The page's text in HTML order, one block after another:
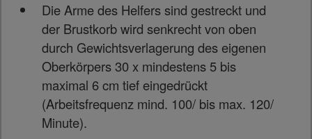
Die Arme des Helfers sind gestreckt und
der Brustkorb wird senkrecht von oben
durch Gewichtsverlagerung des eigenen
Oberkörpers 30 x mindestens 5 bis
maximal 6 cm tief eingedrückt
(Arbeitsfrequenz mind. 100/ bis max. 120/
Minute).